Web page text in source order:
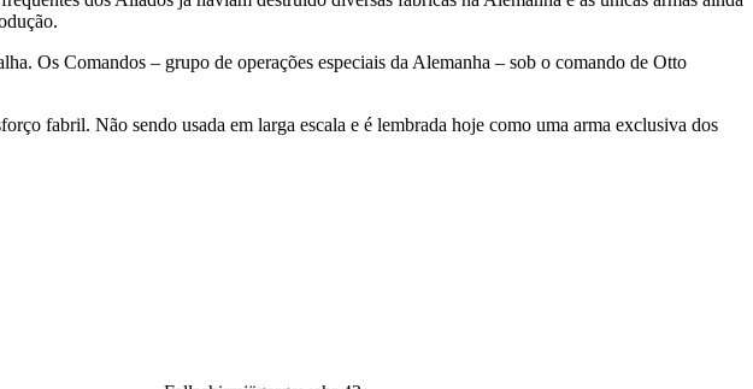
Os Comandos – grupo de operações especiais da Alemanha – sob o comando de Otto
fabril. Não sendo usada em larga escala e é lembrada hoje como uma arma exclusiva dos